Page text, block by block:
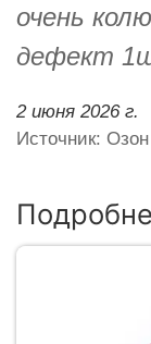
очень
дефект
2 июня 2026 г.
Источник: Озон